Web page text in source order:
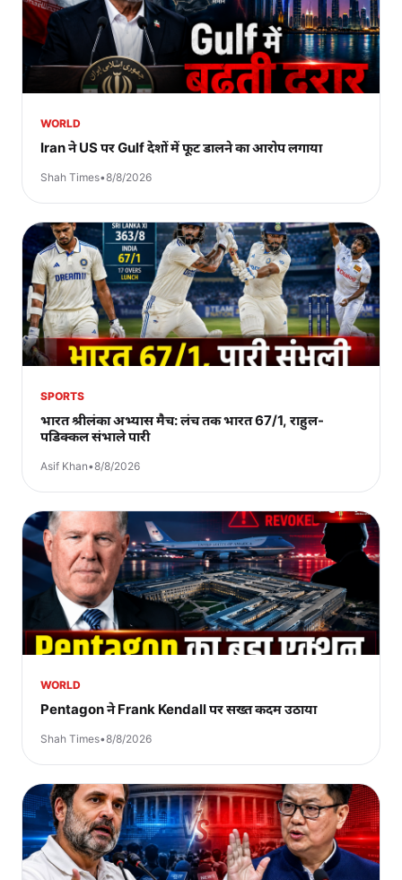
WORLD
Iran ने US पर Gulf देशों में फूट डालने का आरोप लगाया
Shah Times•8/8/2026
SPORTS
भारत श्रीलंका अभ्यास मैच: लंच तक भारत 67/1, राहुल-
पडिक्कल संभाले पारी
Asif Khan•8/8/2026
WORLD
Pentagon ने Frank Kendall पर सख्त कदम उठाया
Shah Times•8/8/2026